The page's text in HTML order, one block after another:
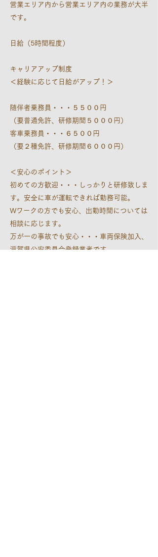
営業エリア内から営業エリア内の業務が大半
です。
日給（5時間程度）
キャリアアップ制度
＜経験に応じて日給がアップ！＞
随伴者乗務員・・・５５００円
（要普通免許、研修期間５０００円）
客車乗務員・・・６５００円
（要２種免許、研修期間６０００円）
＜安心のポイント＞
初めての方歓迎・・・しっかりと研修致しま
す。安全に車が運転できれば勤務可能。
Wワークの方でも安心、出勤時間については
相談に応じます。
万が一の事故でも安心・・・車両保険加入、
滋賀県公安委員会登録業者です。